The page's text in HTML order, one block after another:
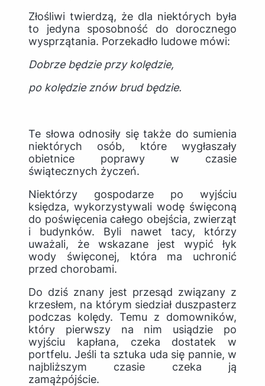
Złośliwi twierdzą, że dla niektórych była
to jedyna sposobność do dorocznego
wysprzątania. Porzekadło ludowe mówi:
Dobrze będzie przy kolędzie,
po kolędzie znów brud będzie.
Te słowa odnosiły się także do sumienia
niektórych osób, które wygłaszały
obietnice poprawy w czasie
świątecznych życzeń.
Niektórzy gospodarze po wyjściu
księdza, wykorzystywali wodę święconą
do poświęcenia całego obejścia, zwierząt
i budynków. Byli nawet tacy, którzy
uważali, że wskazane jest wypić łyk
wody święconej, która ma uchronić
przed chorobami.
Do dziś znany jest przesąd związany z
krzesłem, na którym siedział duszpasterz
podczas kolędy. Temu z domowników,
który pierwszy na nim usiądzie po
wyjściu kapłana, czeka dostatek w
portfelu. Jeśli ta sztuka uda się pannie, w
najbliższym czasie czeka ją
zamążpójście.